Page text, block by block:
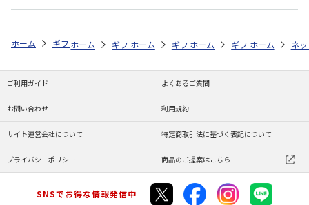
ホーム ギフトストア お年賀ギフト特集 全商品一覧 5,000円～
ホーム ギフトストア お年賀ギフト特集 全商品一覧
ホーム ギフトストア お年賀ギフト特集
ホーム ギフトストア お
ホーム ネ
ご利用ガイド よくあるご質問
お問い合わせ 利用規約
サイト運営会社について 特定商取引法に基づく表記について
プライバシーポリシー 商品のご提案はこちら
SNSでお得な情報発信中